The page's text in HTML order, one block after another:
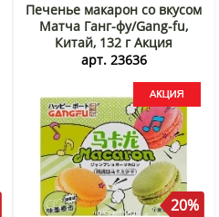
Печенье макарон со вкусом
Матча Ганг-фу/Gang-fu,
Китай, 132 г Акция
арт. 23636
20%